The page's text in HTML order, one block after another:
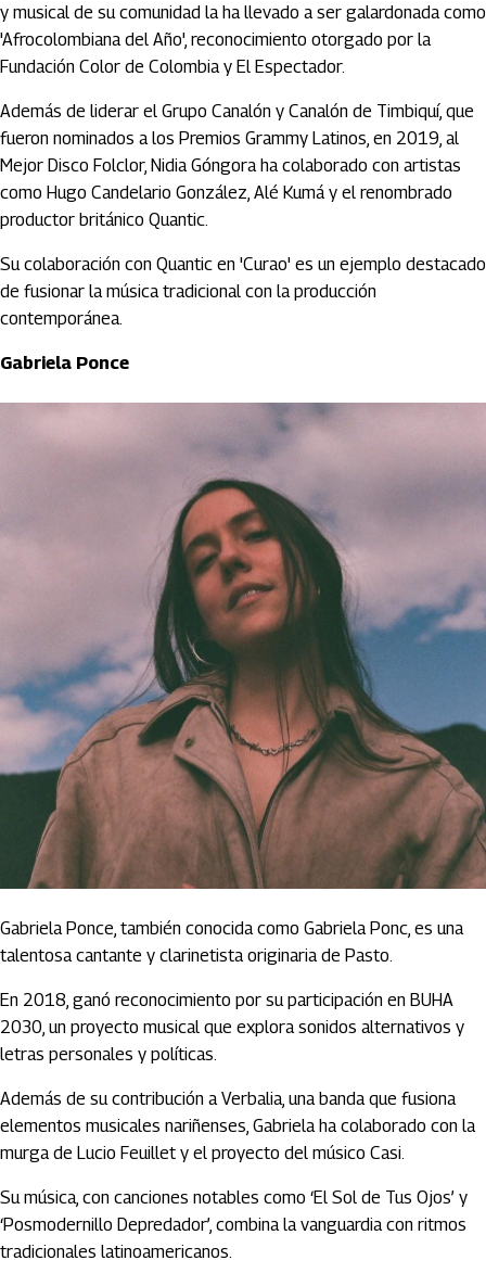
y musical de su comunidad la ha llevado a ser galardonada como
'Afrocolombiana del Año', reconocimiento otorgado por la
Fundación Color de Colombia y El Espectador.
Además de liderar el Grupo Canalón y Canalón de Timbiquí, que
fueron nominados a los Premios Grammy Latinos, en 2019, al
Mejor Disco Folclor, Nidia Góngora ha colaborado con artistas
como Hugo Candelario González, Alé Kumá y el renombrado
productor británico Quantic.
Su colaboración con Quantic en 'Curao' es un ejemplo destacado
de fusionar la música tradicional con la producción
contemporánea.
Gabriela Ponce
Gabriela Ponce, también conocida como Gabriela Ponc, es una
talentosa cantante y clarinetista originaria de Pasto.
En 2018, ganó reconocimiento por su participación en BUHA
2030, un proyecto musical que explora sonidos alternativos y
letras personales y políticas.
Además de su contribución a Verbalia, una banda que fusiona
elementos musicales nariñenses, Gabriela ha colaborado con la
murga de Lucio Feuillet y el proyecto del músico Casi.
Su música, con canciones notables como ‘El Sol de Tus Ojos’ y
‘Posmodernillo Depredador’, combina la vanguardia con ritmos
tradicionales latinoamericanos.